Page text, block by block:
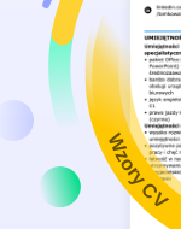
Wzory CV